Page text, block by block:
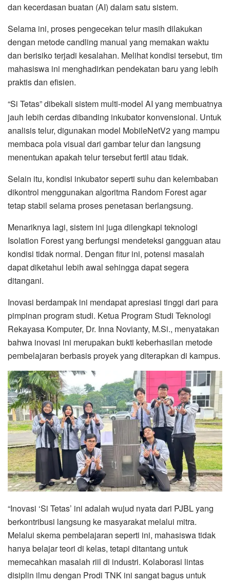
dan kecerdasan buatan (AI) dalam satu sistem.
Selama ini, proses pengecekan telur masih dilakukan
dengan metode candling manual yang memakan waktu
dan berisiko terjadi kesalahan. Melihat kondisi tersebut, tim
mahasiswa ini menghadirkan pendekatan baru yang lebih
praktis dan efisien.
“Si Tetas” dibekali sistem multi-model AI yang membuatnya
jauh lebih cerdas dibanding inkubator konvensional. Untuk
analisis telur, digunakan model MobileNetV2 yang mampu
membaca pola visual dari gambar telur dan langsung
menentukan apakah telur tersebut fertil atau tidak.
Selain itu, kondisi inkubator seperti suhu dan kelembaban
dikontrol menggunakan algoritma Random Forest agar
tetap stabil selama proses penetasan berlangsung.
Menariknya lagi, sistem ini juga dilengkapi teknologi
Isolation Forest yang berfungsi mendeteksi gangguan atau
kondisi tidak normal. Dengan fitur ini, potensi masalah
dapat diketahui lebih awal sehingga dapat segera
ditangani.
Inovasi berdampak ini mendapat apresiasi tinggi dari para
pimpinan program studi. Ketua Program Studi Teknologi
Rekayasa Komputer, Dr. Inna Novianty, M.Si., menyatakan
bahwa inovasi ini merupakan bukti keberhasilan metode
pembelajaran berbasis proyek yang diterapkan di kampus.
“Inovasi ‘Si Tetas’ ini adalah wujud nyata dari PJBL yang
berkontribusi langsung ke masyarakat melalui mitra.
Melalui skema pembelajaran seperti ini, mahasiswa tidak
hanya belajar teori di kelas, tetapi ditantang untuk
memecahkan masalah riil di industri. Kolaborasi lintas
disiplin ilmu dengan Prodi TNK ini sangat bagus untuk